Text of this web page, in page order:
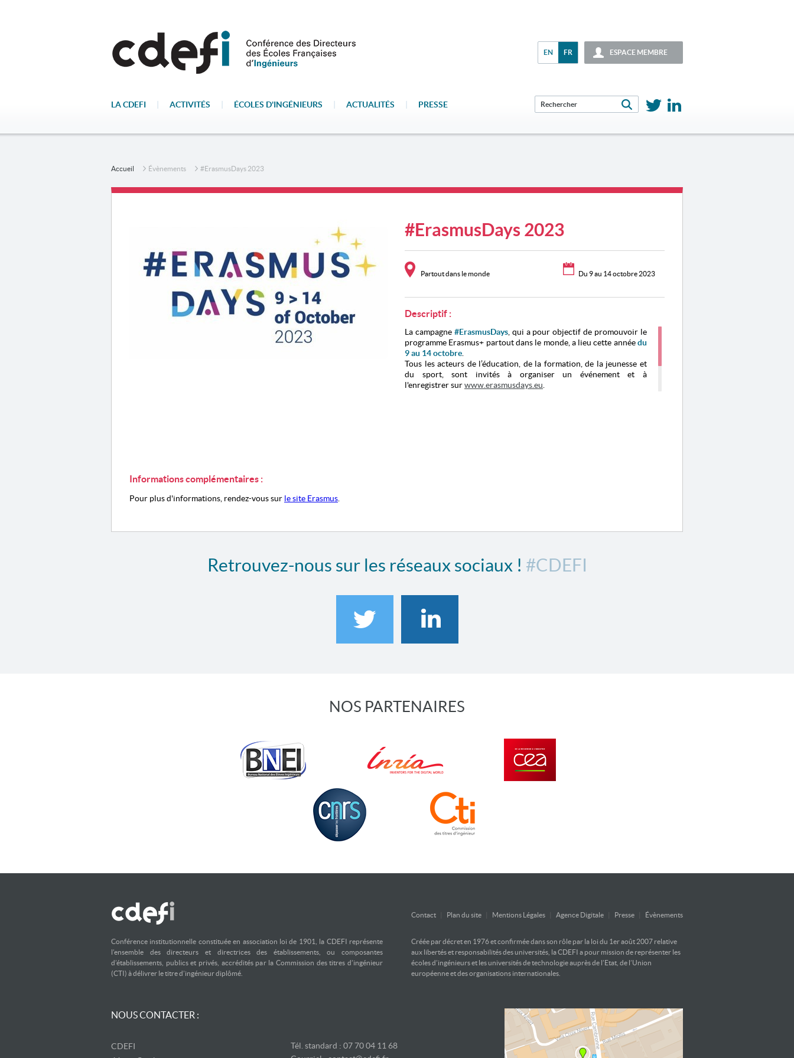
ESPACE MEMBRE
EN FR
LA CDEFI ACTIVITÉS ÉCOLES D'INGÉNIEURS ACTUALITÉS PRESSE
Accueil Évènements #ErasmusDays 2023
#ErasmusDays 2023
Partout dans le monde Du 9 au 14 octobre 2023
Descriptif :
La campagne #ErasmusDays, qui a pour objectif de promouvoir le
programme Erasmus+ partout dans le monde, a lieu cette annéedu
9 au 14 octobre
Tous les acteurs de l’éducation, de la formation, de la jeunesse et
du sport, sont invités à organiser un événement et à
l'enregistrer surwww.erasmusdays.eu
Informations complémentaires :
Pour plus d'informations, rendez-vous sur le site Erasmus
Retrouvez-nous sur les réseaux sociaux ! #CDEFI
NOS PARTENAIRES
Contact Plan du site Mentions Légales Agence Digitale Presse Évènements
Conférence institutionnelle constituée en association loi de 1901, la CDEFI représente
l’ensemble des directeurs et directrices des établissements, ou composantes
d’établissements, publics et privés, accrédités par la Commission des titres d’ingénieur
(CTI) à délivrer le titre d’ingénieur diplômé.
Créée par décret en 1976 et confirmée dans son rôle par la loi du 1er août 2007 relative
aux libertés et responsabilités des universités, la CDEFI a pour mission de représenter les
écoles d’ingénieurs et les universités de technologie auprès de l’Etat, de l’Union
européenne et des organisations internationales.
NOUS CONTACTER :
CDEFI
Tél. standard : 07 70 04 11 68